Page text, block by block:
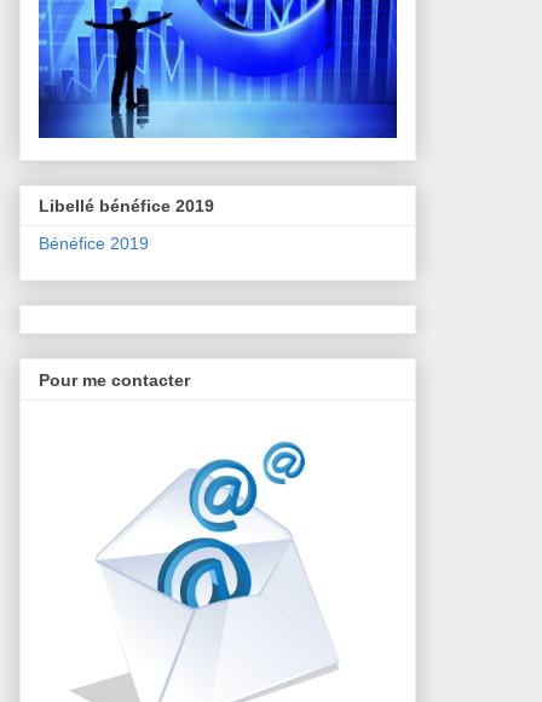
Libellé bénéfice 2019
Bénéfice 2019
Pour me contacter